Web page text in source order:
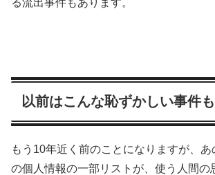
る流出事件もあります。
以前はこんな恥ずかしい事件
もう10年近く前のことになりますが、
の個人情報の一部リストが、使う人間の